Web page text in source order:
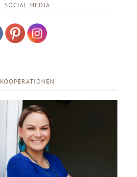
SOCIAL MEDIA
KOOPERATIONEN